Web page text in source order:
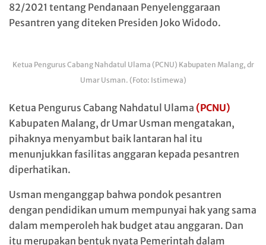
82/2021 tentang Pendanaan Penyelenggaraan
Pesantren yang diteken Presiden Joko Widodo.
Ketua Pengurus Cabang Nahdatul Ulama (PCNU) Kabupaten Malang, dr
Umar Usman. (Foto: Istimewa)
Ketua Pengurus Cabang Nahdatul Ulama (PCNU)
Kabupaten Malang, dr Umar Usman mengatakan,
pihaknya menyambut baik lantaran hal itu
menunjukkan fasilitas anggaran kepada pesantren
diperhatikan.
Usman menganggap bahwa pondok pesantren
dengan pendidikan umum mempunyai hak yang sama
dalam memperoleh hak budget atau anggaran. Dan
itu merupakan bentuk nyata Pemerintah dalam